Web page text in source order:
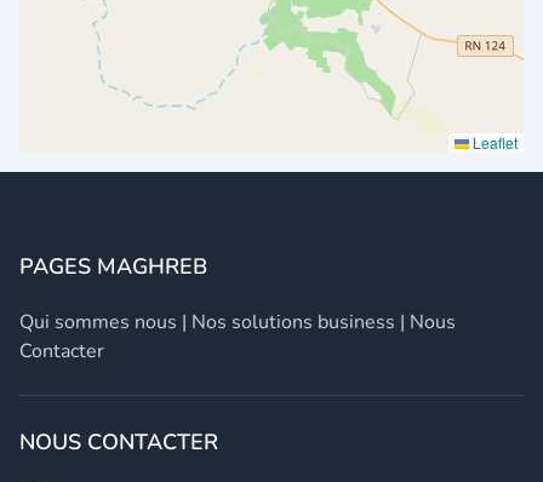
Leaflet
PAGES MAGHREB
Qui sommes nous | Nos solutions business | Nous
Contacter
NOUS CONTACTER